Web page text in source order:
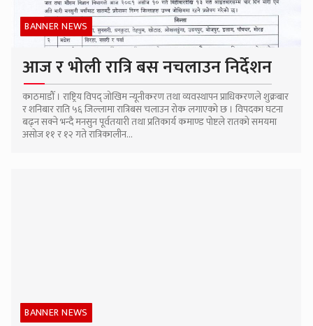
BANNER NEWS
आज र भोली रात्रि बस नचलाउन निर्देशन
काठमाडौँ । राष्ट्रिय विपद् जोखिम न्यूनीकरण तथा व्यवस्थापन प्राधिकरणले शुक्रबार
र शनिबार राति ५६ जिल्लामा रात्रिबस चलाउन रोक लगाएको छ । विपदका घटना
बढ्न सक्ने भन्दै मनसुन पूर्वतयारी तथा प्रतिकार्य कमाण्ड पोष्टले रातको समयमा
असोज ११ र १२ गते रात्रिकालीन...
BANNER NEWS